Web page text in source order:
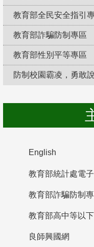
教育部全民安全指引
教育部詐騙防制專區
教育部性別平等專區
防制校園霸凌，勇敢
English
教育部詐騙防制
良師興國網